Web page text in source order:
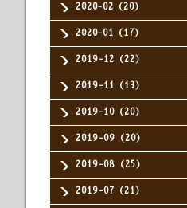
2020-02（20）
2020-01（17）
2019-12（22）
2019-11（13）
2019-10（20）
2019-09（20）
2019-08（25）
2019-07（21）